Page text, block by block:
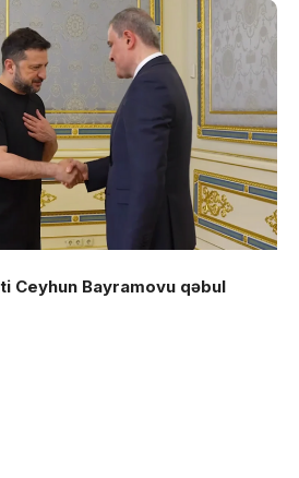
Ceyhun Bayramovu qəbul